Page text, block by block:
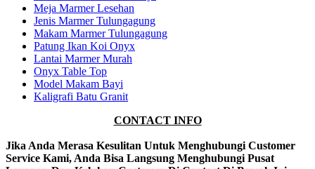
Meja Marmer Lesehan
Jenis Marmer Tulungagung
Makam Marmer Tulungagung
Patung Ikan Koi Onyx
Lantai Marmer Murah
Onyx Table Top
Model Makam Bayi
Kaligrafi Batu Granit
CONTACT INFO
Jika Anda Merasa Kesulitan Untuk Menghubungi Customer
Service Kami, Anda Bisa Langsung Menghubungi Pusat